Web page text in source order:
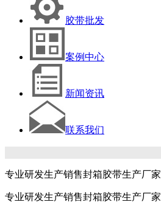
胶带批发
案例中心
新闻资讯
联系我们
专业研发生产销售封箱胶带生产厂家
专业研发生产销售封箱胶带生产厂家